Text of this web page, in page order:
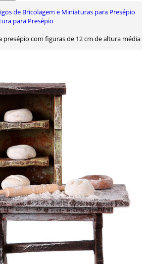
de Bricolagem e Miniaturas para Presépio
para Presépio
presépio com figuras de 12 cm de altura média